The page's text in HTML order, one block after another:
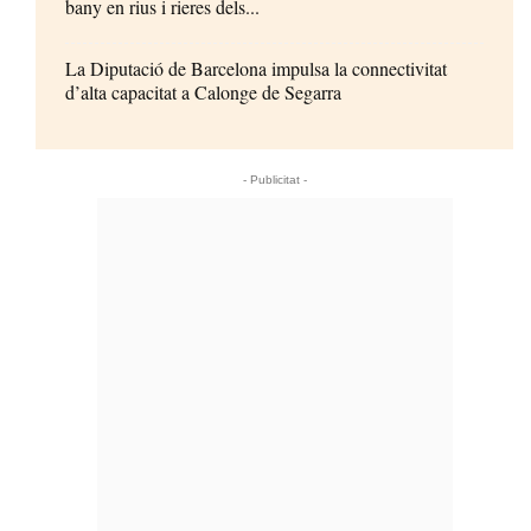
bany en rius i rieres dels...
La Diputació de Barcelona impulsa la connectivitat
d’alta capacitat a Calonge de Segarra
- Publicitat -